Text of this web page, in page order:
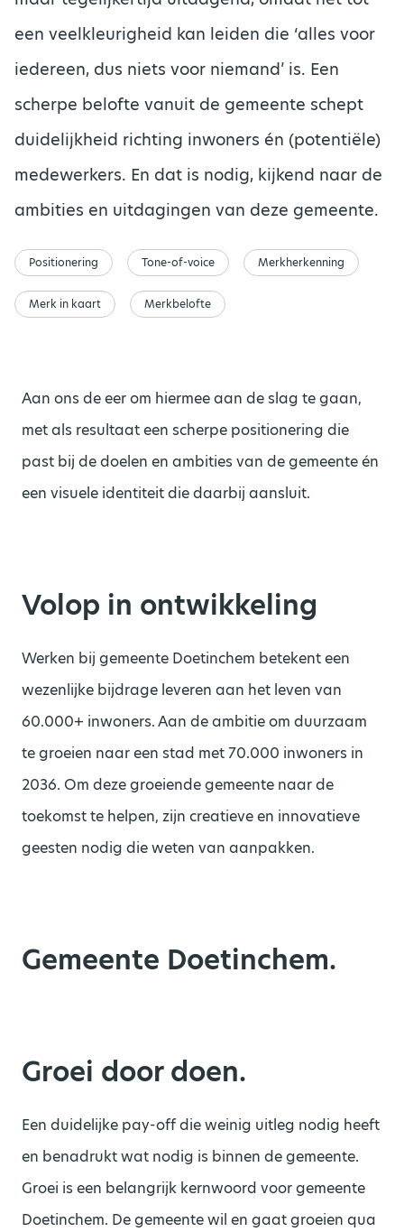
een veelkleurigheid kan leiden die ‘alles voor
iedereen, dus niets voor niemand’ is. Een
scherpe belofte vanuit de gemeente schept
duidelijkheid richting inwoners én (potentiële)
medewerkers. En dat is nodig, kijkend naar de
ambities en uitdagingen van deze gemeente.
Positionering Tone-of-voice Merkherkenning
Merk in kaart Merkbelofte
Aan ons de eer om hiermee aan de slag te gaan,
met als resultaat een scherpe positionering die
past bij de doelen en ambities van de gemeente én
een visuele identiteit die daarbij aansluit.
Volop in ontwikkeling
Werken bij gemeente Doetinchem betekent een
wezenlijke bijdrage leveren aan het leven van
60.000+ inwoners. Aan de ambitie om duurzaam
te groeien naar een stad met 70.000 inwoners in
2036. Om deze groeiende gemeente naar de
toekomst te helpen, zijn creatieve en innovatieve
geesten nodig die weten van aanpakken.
Gemeente Doetinchem.
Groei door doen.
Een duidelijke pay-off die weinig uitleg nodig heeft
en benadrukt wat nodig is binnen de gemeente.
Groei is een belangrijk kernwoord voor gemeente
Doetinchem. De gemeente wil en gaat groeien qua